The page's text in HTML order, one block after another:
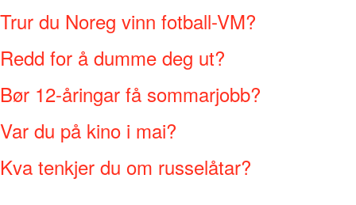
Trur du Noreg vinn fotball-VM?
Redd for å dumme deg ut?
Bør 12-åringar få sommarjobb?
Var du på kino i mai?
Kva tenkjer du om russelåtar?